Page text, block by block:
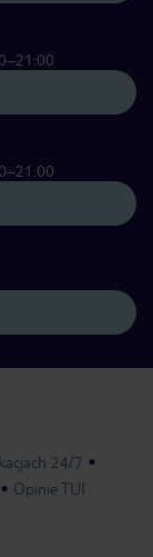
24/7
Opinie TUI